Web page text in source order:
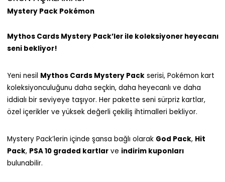
Mystery Pack Pokémon
Mythos Cards Mystery Pack’ler ile koleksiyoner heyecanı
seni bekliyor!
Yeni nesil Mythos Cards Mystery Packserisi, Pokémon kart
koleksiyonculuğunu daha seçkin, daha heyecanlı ve daha
iddialı bir seviyeye taşıyor. Her pakette seni sürpriz kartlar,
özel içerikler ve yüksek değerli çekiliş ihtimalleri bekliyor.
Mystery Pack’lerin içinde şansa bağlı olarak God Pack, Hit
Pack, PSA 10 graded kartlarve indirim kuponları
bulunabilir.